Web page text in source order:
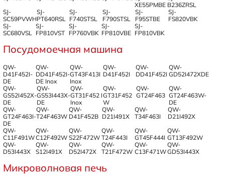
XE55PMBE B236ZRSL
SJ-
SC59PVWH
SJ-
PT640RSL
SJ-
F740STSL
SJ-
F790STSL
SJ-
F95STBE
SJ-
FS820VBK
SJ-
SC680VSL
SJ-
FP810VST
SJ-
FP760VBK
SJ-
FP810VBE
SJ-
FP810VBK
Посудомоечная машина
QW-
D41F452I-
DE
QW-
DD41F452I-
DE Inox
QW-
GT43F413I
Inox
QW-
D41F452I
QW-
DD41F452I
QW-
GD52I472XDE
QW-
GS52I452X-
DE
QW-
GS53I443X-
DE
QW-
GT31F452 I
Inox
QW-
GT31F452
W
QW-
GT24F463
QW-
GT24F463W-
DE
QW-
GT24F463I-
DE
QW-
T24F463W
QW-
D41F452B
QW-
D21I491X
QW-
T34F463I
QW-
D21I492X
QW-
C11F491W
QW-
C12F492W
QW-
S22F472W
QW-
T24F443I
QW-
GT45F444I
QW-
GT13F492W
QW-
D53I443X
QW-
S12I491X
QW-
D52I472X
QW-
T21F472W
QW-
C13F471W
QW-
GD53I443X
Микроволновая печь